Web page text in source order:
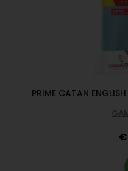
PRIME CATAN